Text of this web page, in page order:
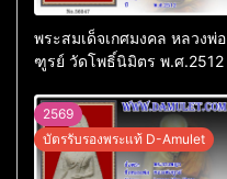
พระสมเด็จเกศมงคล หลวงพ่อ
ฑูรย์ วัดโพธิ์นิมิตร พ.ศ.2512
2569
บัตรรับรองพระแท้ D-Amulet